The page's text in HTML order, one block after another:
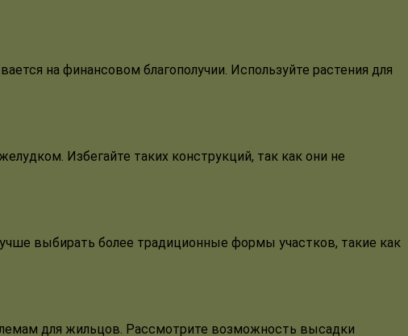
на финансовом благополучии. Используйте растения для
Избегайте таких конструкций, так как они не
выбирать более традиционные формы участков, такие как
для жильцов. Рассмотрите возможность высадки